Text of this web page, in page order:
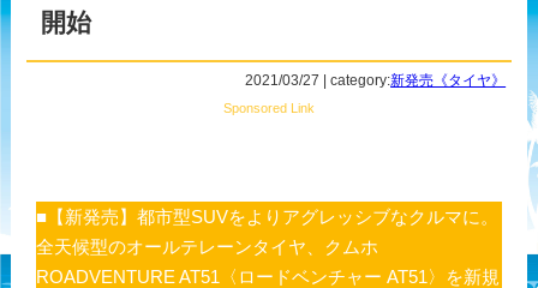
開始
2021/03/27 | category:新発売《タイヤ》
Sponsored Link
■【新発売】都市型SUVをよりアグレッシブなクルマに。
全天候型のオールテレーンタイヤ、クムホ
ROADVENTURE AT51〈ロードベンチャー AT51〉を新規